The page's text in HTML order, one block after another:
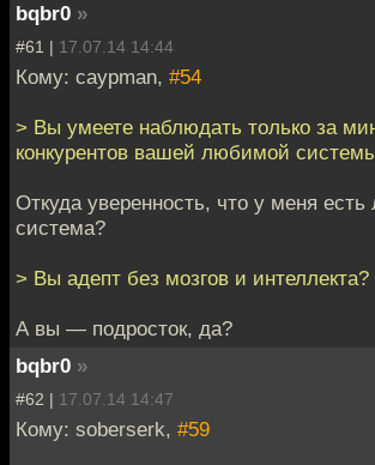
bqbr0 »
#61 | 17.07.14 14:44
Кому: caypman, #54
> Вы умеете наблюдать только за
конкурентов вашей любимой
Откуда уверенность, что у меня
система?
> Вы адепт без мозгов и интеллекта?
А вы — подросток, да?
bqbr0 »
#62 | 17.07.14 14:47
Кому: soberserk, #59